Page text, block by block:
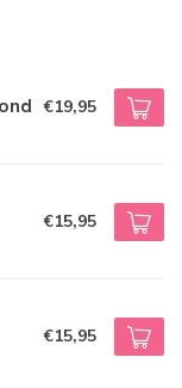
€19,95
€15,95
€15,95